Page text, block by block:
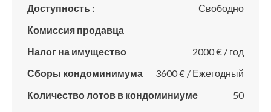
Доступность :
Свободно
Комиссия продавца
Налог на имущество
2000 € / год
Сборы кондоминимума
3600 € / Ежегодный
Количество лотов в кондоминиуме
50